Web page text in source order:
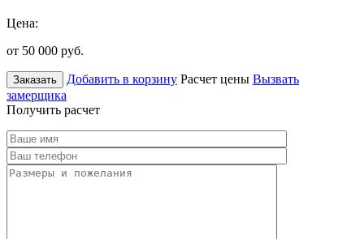
Цена:
от 50 000 руб.
Заказать Добавить в корзину Расчет цены Вызвать
замерщика
Получить расчет